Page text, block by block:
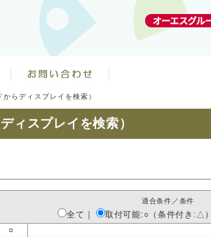
らディスプレイを検索）
ィスプレイを検索）
適合条件／条件
全て ｜ 取付可能:○（条件付き:△）
○